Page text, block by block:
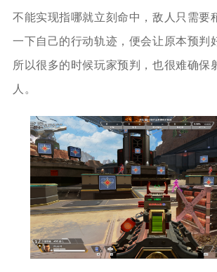
不能实现指哪就立刻命中，敌人只需要
一下自己的行动轨迹，便会让原本预判
所以很多的时候玩家预判，也很难确保
人。